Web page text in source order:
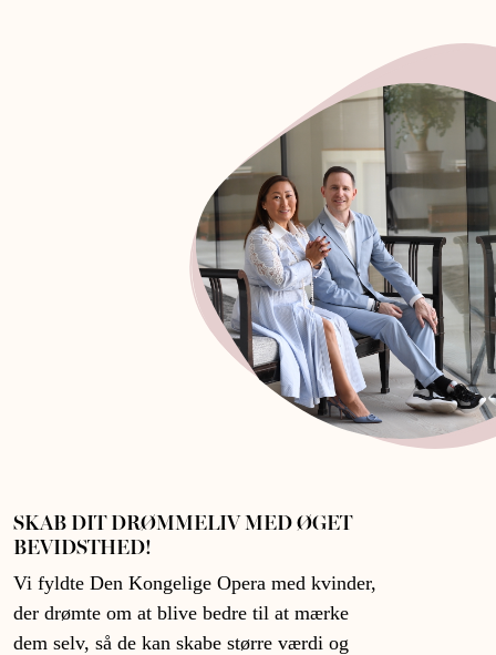
SKAB DIT DRØMMELIV MED ØGET
BEVIDSTHED!
Vi fyldte Den Kongelige Opera med kvinder,
der drømte om at blive bedre til at mærke
dem selv, så de kan skabe større værdi og